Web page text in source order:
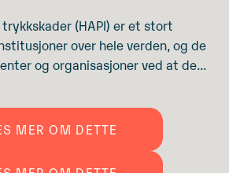
(HAPI) er et stort
over hele verden, og de
og organisasjoner ved at de...
MER OM DETTE